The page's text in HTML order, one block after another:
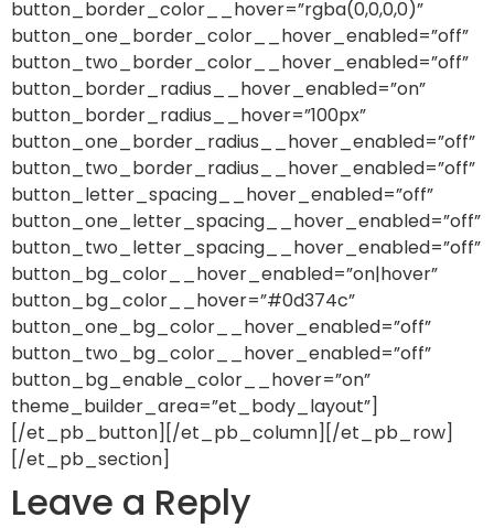
button_border_color__hover=”rgba(0,0,0,0)”
button_one_border_color__hover_enabled=”off”
button_two_border_color__hover_enabled=”off”
button_border_radius__hover_enabled=”on”
button_border_radius__hover=”100px”
button_one_border_radius__hover_enabled=”off”
button_two_border_radius__hover_enabled=”off”
button_letter_spacing__hover_enabled=”off”
button_one_letter_spacing__hover_enabled=”off”
button_two_letter_spacing__hover_enabled=”off”
button_bg_color__hover_enabled=”on|hover”
button_bg_color__hover=”#0d374c”
button_one_bg_color__hover_enabled=”off”
button_two_bg_color__hover_enabled=”off”
button_bg_enable_color__hover=”on”
theme_builder_area=”et_body_layout”]
[/et_pb_button][/et_pb_column][/et_pb_row]
[/et_pb_section]
Leave a Reply